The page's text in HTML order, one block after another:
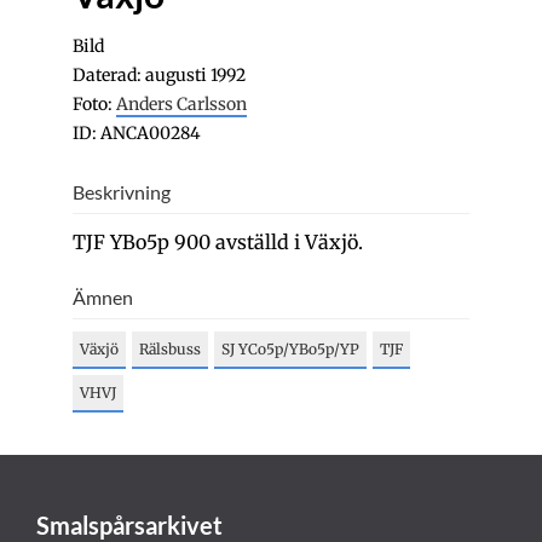
Bild
Daterad: augusti 1992
Foto: Anders Carlsson
ID: ANCA00284
Beskrivning
TJF YBo5p 900 avställd i Växjö.
Ämnen
Växjö Rälsbuss SJ YCo5p/YBo5p/YP TJF
VHVJ
Smalspårsarkivet